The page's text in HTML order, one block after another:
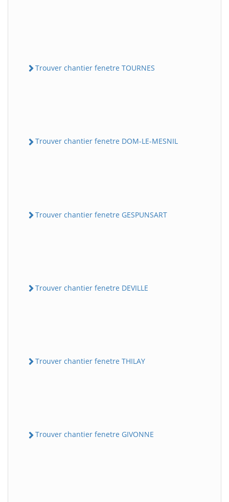
Trouver chantier fenetre TOURNES
Trouver chantier fenetre DOM-LE-MESNIL
Trouver chantier fenetre GESPUNSART
Trouver chantier fenetre DEVILLE
Trouver chantier fenetre THILAY
Trouver chantier fenetre GIVONNE